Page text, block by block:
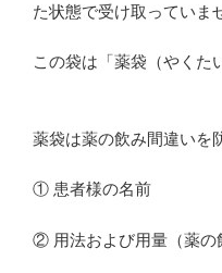
た状態で受け取っていま
この袋は「薬袋（やくた
薬袋は薬の飲み間違いを
① 患者様の名前
② 用法および用量（薬の